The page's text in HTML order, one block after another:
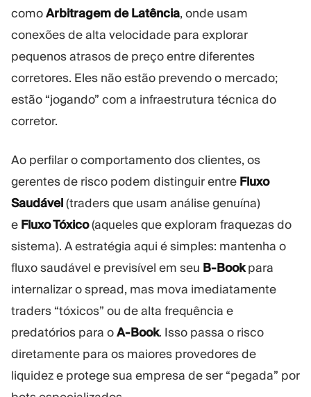
comoArbitragem de Latência, onde usam
conexões de alta velocidade para explorar
pequenos atrasos de preço entre diferentes
corretores. Eles não estão prevendo o mercado;
estão “jogando” com a infraestrutura técnica do
corretor.
Ao perfilar o comportamento dos clientes, os
gerentes de risco podem distinguir entre Fluxo
Saudável(traders que usam análise genuína)
e Fluxo Tóxico(aqueles que exploram fraquezas do
sistema). A estratégia aqui é simples: mantenha o
fluxo saudável e previsível em seu B-Bookpara
internalizar o spread, mas mova imediatamente
traders “tóxicos” ou de alta frequência e
predatórios para oA-Book. Isso passa o risco
diretamente para os maiores provedores de
liquidez e protege sua empresa de ser “pegada” por